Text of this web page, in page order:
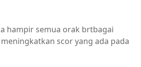
hampir semua orak brtbagai
scor yang ada pada